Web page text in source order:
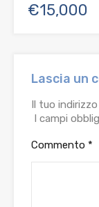
€15,000
Lascia un
Il tuo
I campi
Commento *